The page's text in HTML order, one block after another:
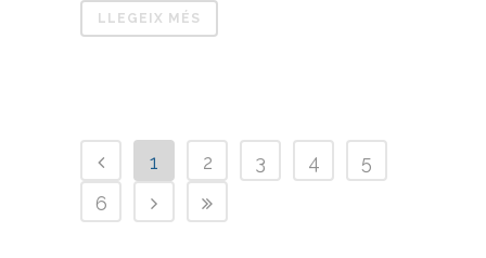
LLEGEIX MÉS
1 2 3 4
5
6